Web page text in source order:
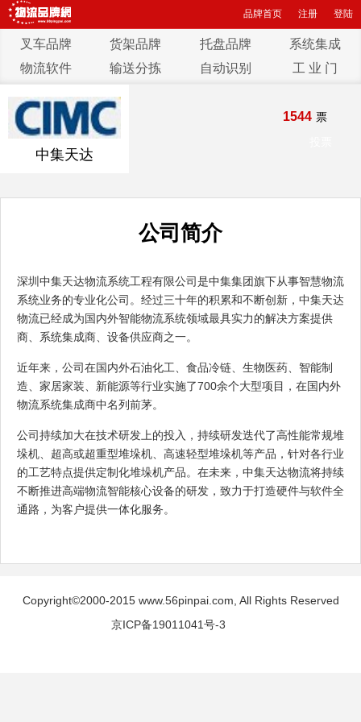
品牌首页 注册 登陆
叉车品牌 货架品牌 托盘品牌
系统集成
物流软件
输送分拣 自动识别 工 业 门
中集天达
1544 票
公司简介
深圳中集天达物流系统工程有限公司是中集集团旗下从事智慧物流
系统业务的专业化公司。经过三十年的积累和不断创新，中集天达
物流已经成为国内外智能物流系统领域最具实力的解决方案提供
商、系统集成商、设备供应商之一。
近年来，公司在国内外石油化工、食品冷链、生物医药、智能制
造、家居家装、新能源等行业实施了700余个大型项目，在国内外
物流系统集成商中名列前茅。
公司持续加大在技术研发上的投入，持续研发迭代了高性能常规堆
垛机、超高或超重型堆垛机、高速轻型堆垛机等产品，针对各行业
的工艺特点提供定制化堆垛机产品。在未来，中集天达物流将持续
不断推进高端物流智能核心设备的研发，致力于打造硬件与软件全
通路，为客户提供一体化服务。
Copyright©2000-2015 www.56pinpai.com, All Rights Reserved
京ICP备19011041号-3